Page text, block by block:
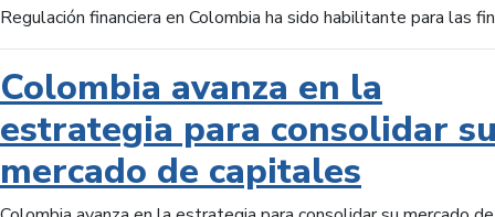
Regulación financiera en Colombia ha sido habilitante para las
Colombia avanza en la
estrategia para consolidar
mercado de capitales